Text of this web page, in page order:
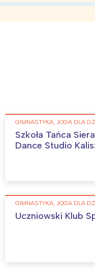
GIMNASTYKA, JOGA DLA
Szkoła Tańca
Dance Studio
GIMNASTYKA, JOGA DLA
Uczniowski Klub
Warszawa